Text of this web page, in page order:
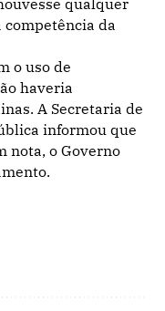
competência da
o uso de
haveria
A Secretaria de
informou que
nota, o Governo